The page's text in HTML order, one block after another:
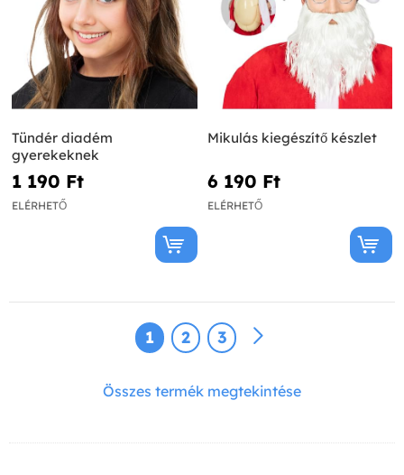
Tündér diadém
gyerekeknek
1 190 Ft‎
ELÉRHETŐ
Mikulás kiegészítő készlet
6 190 Ft‎
ELÉRHETŐ
1 2 3
Összes termék megtekintése